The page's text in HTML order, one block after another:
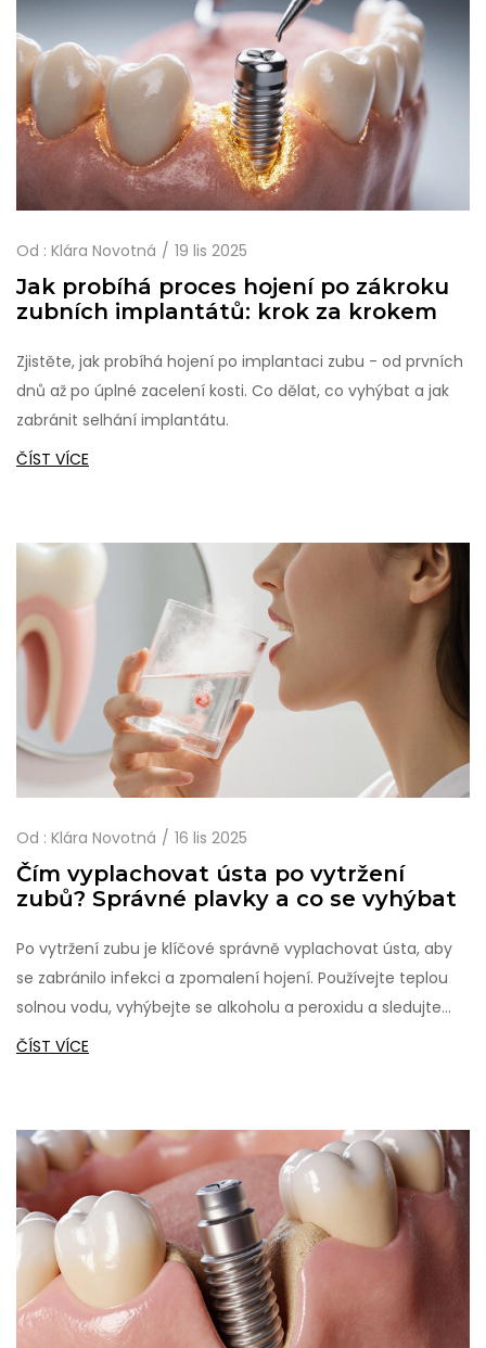
Od : Klára Novotná 19 lis 2025
Jak probíhá proces hojení po zákroku
zubních implantátů: krok za krokem
Zjistěte, jak probíhá hojení po implantaci zubu - od prvních
dnů až po úplné zacelení kosti. Co dělat, co vyhýbat a jak
zabránit selhání implantátu.
ČÍST VÍCE
Od : Klára Novotná 16 lis 2025
Čím vyplachovat ústa po vytržení
zubů? Správné plavky a co se vyhýbat
Po vytržení zubu je klíčové správně vyplachovat ústa, aby
se zabránilo infekci a zpomalení hojení. Používejte teplou
solnou vodu, vyhýbejte se alkoholu a peroxidu a sledujte
příznaky alveolitidy.
ČÍST VÍCE